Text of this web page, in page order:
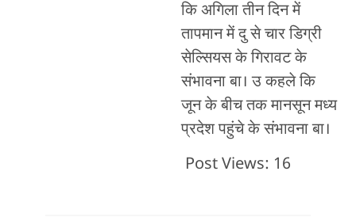
कि अगिला तीन दिन में
तापमान में दु से चार डिग्री
सेल्सियस के गिरावट के
संभावना बा। उ कहले कि
जून के बीच तक मानसून मध्य
प्रदेश पहुंचे के संभावना बा।
Post Views: 16